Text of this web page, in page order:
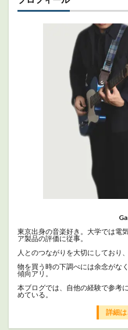
東京出身の音楽好き。大学では電
ア製品の評価に従事。
人とのつながりを大切にしており
物を買う時の下調べには余念がな
傾向アリ。
本ブログでは、自他の経験で参考
めている。
詳細